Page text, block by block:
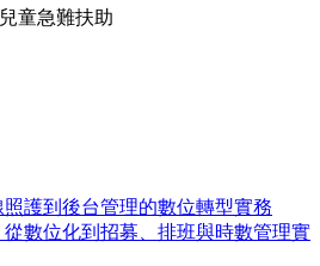
兒童急難扶助